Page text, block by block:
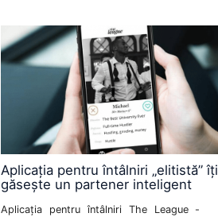
Aplicația pentru întâlniri „elitistă” îți
găsește un partener inteligent
Aplicația pentru întâlniri The League -